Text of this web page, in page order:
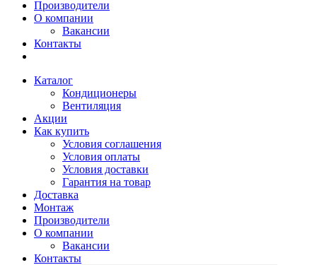
Производители
О компании
Вакансии
Контакты
Каталог
Кондиционеры
Вентиляция
Акции
Как купить
Условия соглашения
Условия оплаты
Условия доставки
Гарантия на товар
Доставка
Монтаж
Производители
О компании
Вакансии
Контакты